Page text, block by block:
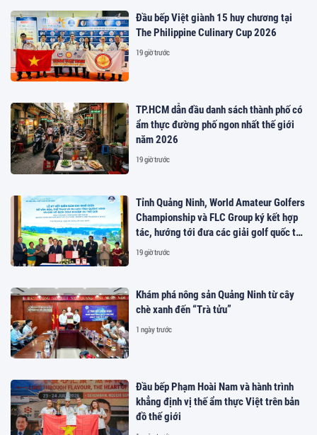
Đầu bếp Việt giành 15 huy chương tại
The Philippine Culinary Cup 2026
19 giờ trước
TP.HCM dẫn đầu danh sách thành phố có
ẩm thực đường phố ngon nhất thế giới
năm 2026
19 giờ trước
Tỉnh Quảng Ninh, World Amateur Golfers
Championship và FLC Group ký kết hợp
tác, hướng tới đưa các giải golf quốc tế
đến Việt Nam
19 giờ trước
Khám phá nông sản Quảng Ninh từ cây
chè xanh đến “Trà tửu”
1 ngày trước
Đầu bếp Phạm Hoài Nam và hành trình
khẳng định vị thế ẩm thực Việt trên bản
đồ thế giới